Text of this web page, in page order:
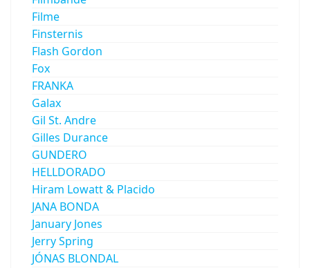
Filme
Finsternis
Flash Gordon
Fox
FRANKA
Galax
Gil St. Andre
Gilles Durance
GUNDERO
HELLDORADO
Hiram Lowatt & Placido
JANA BONDA
January Jones
Jerry Spring
JÓNAS BLONDAL